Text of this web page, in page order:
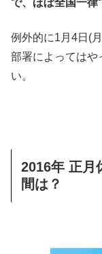
で、ほぼ全国一律
例外的に1月4日(
部署によってはや
い。
2016年 正
間は？